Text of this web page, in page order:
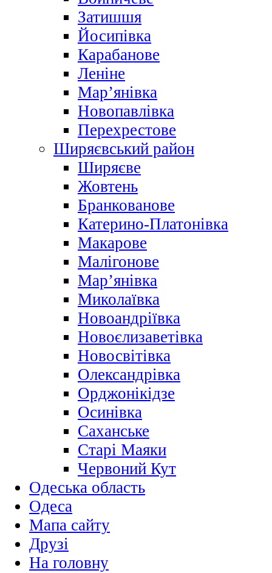
Затишшя
Йосипівка
Карабанове
Леніне
Мар’янівка
Новопавлівка
Перехрестове
Ширяєвський район
Ширяєве
Жовтень
Бранкованове
Катерино-Платонівка
Макарове
Малігонове
Мар’янівка
Миколаївка
Новоандріївка
Новоєлизаветівка
Новосвітівка
Олександрівка
Орджонікідзе
Осинівка
Саханське
Старі Маяки
Червоний Кут
Одеська область
Одеса
Мапа сайту
Друзі
На головну